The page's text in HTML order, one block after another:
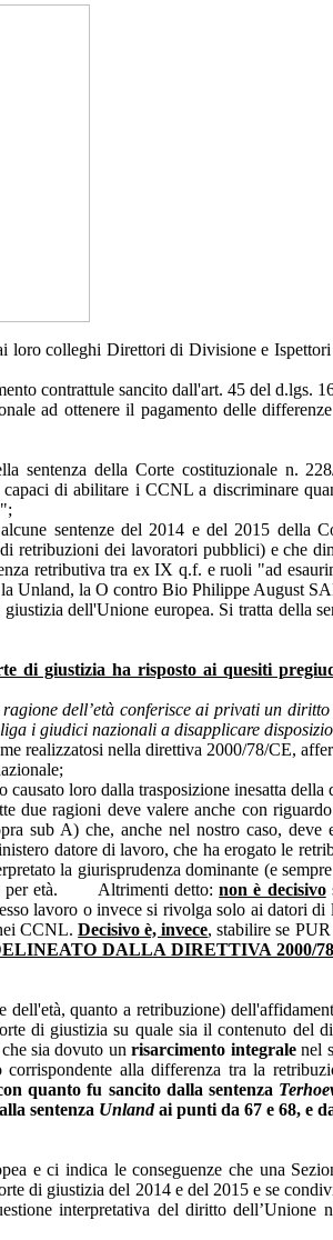
colleghi Direttori di Divisione e Ispettori
contrattule sancito dall'art. 45 del d.lgs.
ad ottenere il pagamento delle
sentenza della Corte costituzionale n.
di abilitare i CCNL a discriminare
sentenze del 2014 e del 2015 della
retribuzioni dei lavoratori pubblici) e che
retributiva tra ex IX q.f. e ruoli "ad
la Unland, la O contro Bio Philippe August
dell'Unione europea. Si tratta
di giustizia ha risposto ai quesiti
dell’età conferisce ai privati un
i giudici nazionali a disapplicare
realizzatosi nella direttiva 2000/78/CE,
loro dalla trasposizione inesatta
due ragioni deve valere anche con
A) che, anche nel nostro caso, deve
datore di lavoro, che ha erogato le
la giurisprudenza dominante (e
per età. Altrimenti detto:non è decisivo
lavoro o invece si rivolga solo ai datori
CCNL.Decisivo è, invece, stabilire se
DALLA DIRETTIVA 2000/
quanto a retribuzione)
di giustizia su quale sia il contenuto del
sia dovuto unrisarcimento integralenel
alla differenza tra la
quanto fu sancito dalla sentenza
sentenza Unlandai punti da 67 e 68, e
e ci indica le conseguenze che una
di giustizia del 2014 e del 2015 e se
interpretativa del diritto